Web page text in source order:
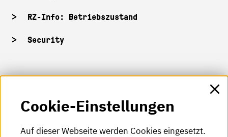
RZ-Info: Betriebszustand
Security
HKA-Shop
HKA-Videos
HKA-Podcast
Cookie-Einstellungen
Auf dieser Webseite werden Cookies eingesetzt.